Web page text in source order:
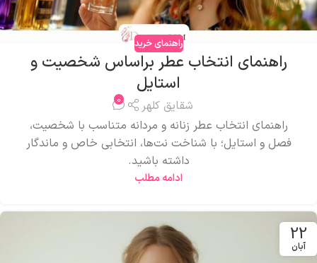
راهنمای خرید
راهنمای انتخاب عطر براساس شخصیت و
استایل
شقایق کلهر 0
راهنمای انتخاب عطر زنانه و مردانه متناسب با شخصیت،
فصل و استایل؛ با شناخت نت‌ها، انتخابی خاص و ماندگار
داشته باشید.
ادامه مطلب
22
آبان